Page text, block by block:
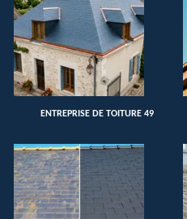
ENTREPRISE DE TOITURE 49